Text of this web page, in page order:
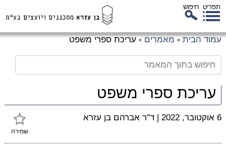
תפריט חיפוש
עמוד הבית » מאמרים » עריכת ספרי משפט
עריכת ספרי משפט
שמירה
6 אוקטובר, 2022 | ד"ר אברהם בן עזרא